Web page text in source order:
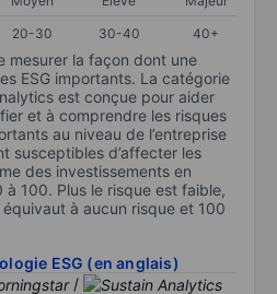
20-30 30-40 40+
mesurer la façon dont une
ESG importants. La catégorie
est conçue pour aider
et à comprendre les risques
au niveau de l’entreprise
susceptibles d’affecter les
des investissements en
à 100. Plus le risque est faible,
à aucun risque et 100
ESG (en anglais)
/